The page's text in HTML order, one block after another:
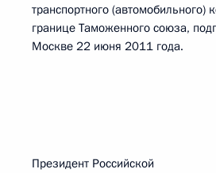
транспортного (автомобильного)
границе Таможенного союза,
Москве 22 июня 2011 года.
Президент Российской